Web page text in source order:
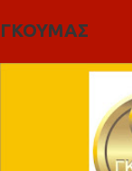
ΓΚΟΥΜΑΣ